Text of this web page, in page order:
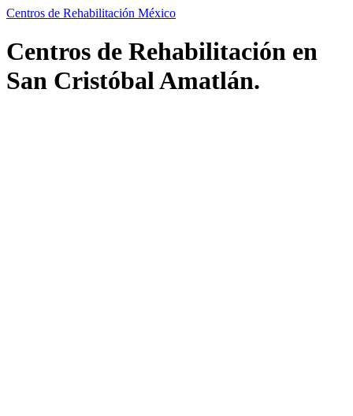
Centros de Rehabilitación México
Centros de Rehabilitación en
San Cristóbal Amatlán.